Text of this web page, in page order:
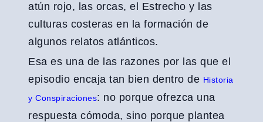
atún rojo, las orcas, el Estrecho y las
culturas costeras en la formación de
algunos relatos atlánticos.
Esa es una de las razones por las que el
episodio encaja tan bien dentro de Historia
y Conspiraciones: no porque ofrezca una
respuesta cómoda, sino porque plantea